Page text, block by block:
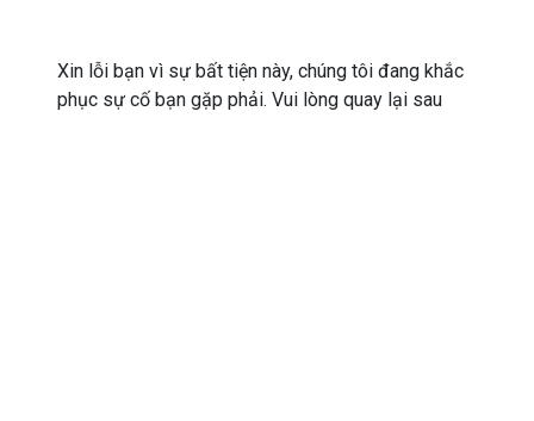
Xin lỗi bạn vì sự bất tiện này, chúng tôi đang khắc
phục sự cố bạn gặp phải. Vui lòng quay lại sau